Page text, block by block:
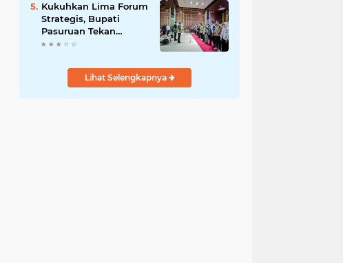
Kukuhkan Lima Forum
Strategis, Bupati
Pasuruan Tekan
Pentingnya Program
Lihat Selengkapnya